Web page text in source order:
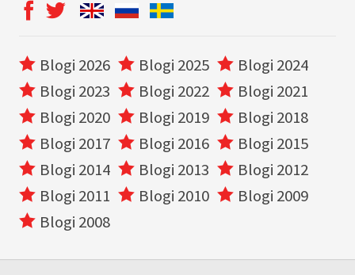
Blogi 2026 Blogi 2025
Blogi 2024
Blogi 2023
Blogi 2022
Blogi 2021
Blogi 2020
Blogi 2019
Blogi 2018
Blogi 2017
Blogi 2016
Blogi 2015
Blogi 2014
Blogi 2013
Blogi 2012
Blogi 2011
Blogi 2010
Blogi 2009
Blogi 2008